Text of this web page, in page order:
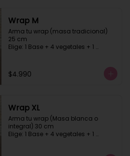
Wrap M
Arma tu wrap (masa tradicional)
25 cm
Elige: 1 Base + 4 vegetales + 1
$4.990
Wrap XL
Arma tu wrap (Masa blanca o
integral) 30 cm
Elige: 1 Base + 4 vegetales + 1